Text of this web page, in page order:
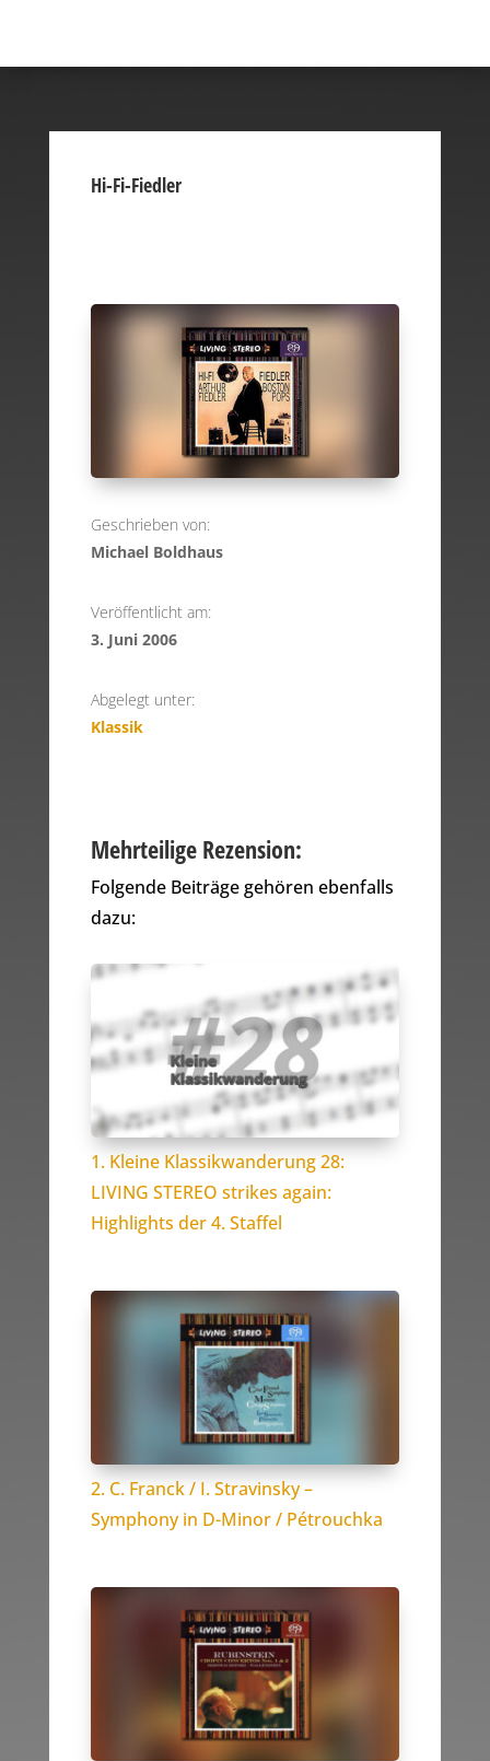
Hi-Fi-Fiedler
Geschrieben von:
Michael Boldhaus
Veröffentlicht am:
3. Juni 2006
Abgelegt unter:
Klassik
Mehrteilige Rezension:
Folgende Beiträge gehören ebenfalls
dazu:
1. Kleine Klassikwanderung 28:
LIVING STEREO strikes again:
Highlights der 4. Staffel
2. C. Franck / I. Stravinsky –
Symphony in D-Minor / Pétrouchka